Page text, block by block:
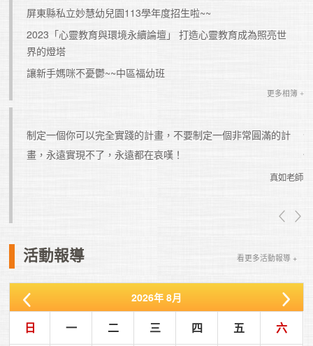
屏東縣私立妙慧幼兒園113學年度招生啦~~
2023「心靈教育與環境永續論壇」 打造心靈教育成為照亮世
界的燈塔
讓新手媽咪不憂鬱~~中區福幼班
更多相簿 +
制定一個你可以完全實踐的計畫，不要制定一個非常圓滿的計
畫，永遠實現不了，永遠都在哀嘆！
真如老師
活動報導 看更多活動報導 +
2026年 8月
日 一 二 三 四 五
六